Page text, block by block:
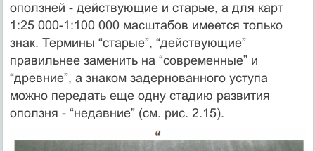
оползней - действующие и старые, а для карт
1:25 000-1:100 000 масштабов имеется только
знак. Термины “старые”, “действующие”
правильнее заменить на “современные” и
“древние”, а знаком задернованного уступа
можно передать еще одну стадию развития
оползня - “недавние” (см. рис. 2.15).